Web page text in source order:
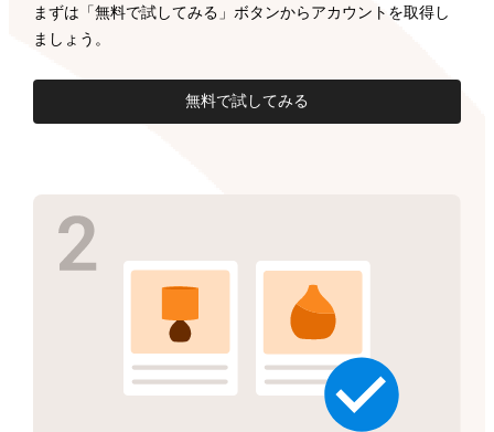
まずは「無料で試してみる」ボタンからアカウントを取得し
ましょう。
無料で試してみる